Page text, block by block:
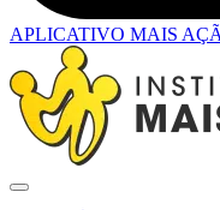
APLICATIVO MAIS